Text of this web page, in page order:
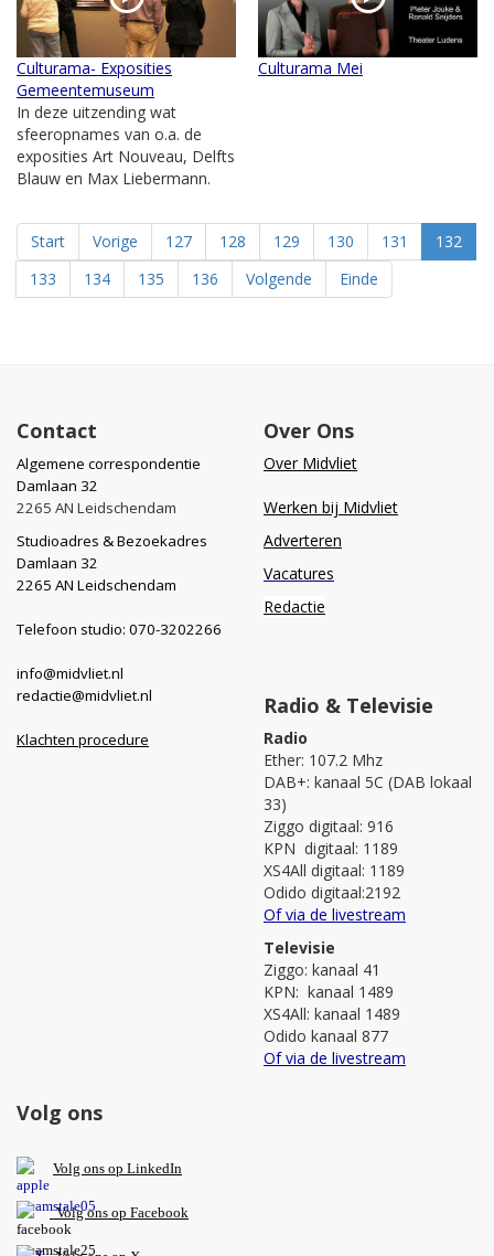
Culturama- Exposities
Gemeentemuseum
In deze uitzending wat
sfeeropnames van o.a. de
exposities Art Nouveau, Delfts
Blauw en Max Liebermann.
Culturama Mei
Start Vorige 127 128 129 130 131
132
133
134 135 136 Volgende Einde
Contact
Algemene correspondentie
Damlaan 32
2265 AN Leidschendam
Studioadres & Bezoekadres
Damlaan 32
2265 AN Leidschendam
Telefoon studio: 070-3202266
info@midvliet.nl
redactie@midvliet.nl
Klachten procedure
Over Ons
Over Midvliet
Werken bij Midvliet
Adverteren
Vacatures
Redactie
Radio & Televisie
Radio
Ether: 107.2 Mhz
DAB+: kanaal 5C (DAB lokaal
33)
Ziggo digitaal: 916
KPN digitaal: 1189
XS4All digitaal: 1189
Odido digitaal:2192
Of via de livestream
Televisie
Ziggo: kanaal 41
KPN: kanaal 1489
XS4All: kanaal 1489
Odido kanaal 877
Of via de livestream
Volg ons
Volg ons op LinkedIn
Volg ons op Facebook